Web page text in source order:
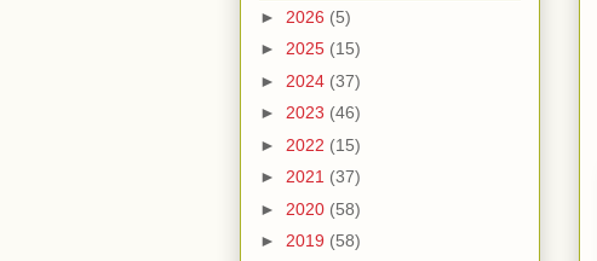
► 2026 (5)
► 2025 (15)
► 2024 (37)
► 2023 (46)
► 2022 (15)
► 2021 (37)
► 2020 (58)
► 2019 (58)